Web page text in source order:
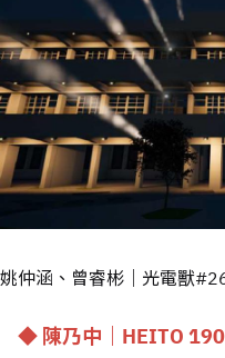
姚仲涵、曾睿彬｜光電獸
◆ 陳乃中｜HEITO